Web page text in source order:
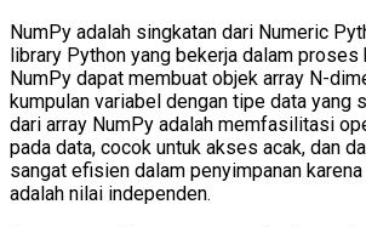
NumPy adalah singkatan dari Numeric
library Python yang bekerja dalam
NumPy dapat membuat objek array N-
kumpulan variabel dengan tipe data yang
dari array NumPy adalah memfasilitasi
pada data, cocok untuk akses acak, dan
sangat efisien dalam penyimpanan
adalah nilai independen.